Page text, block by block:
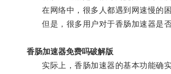
在网络中，很多人都遇到网速慢的困
但是，很多用户对于香肠加速器是否
香肠加速器免费吗破解版
实际上，香肠加速器的基本功能确实